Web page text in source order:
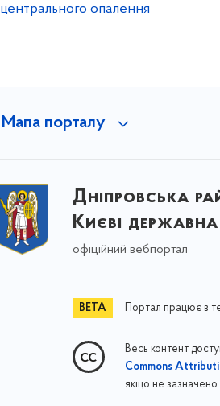
центрального опалення
Мапа порталу
Дніпровська
Києві державна
офіційний вебпортал
Портал працює в
Весь контент
Commons
якщо не зазначено